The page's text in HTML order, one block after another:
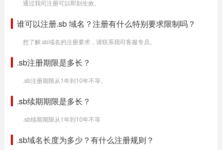
通过我司注册可以即刻生效。
谁可以注册.sb 域名？注册有什么特别要求限制吗？
想了解.sb域名的注册要求，请联系我司客服专员。
.sb注册期限是多长？
.sb注册期限从1年到10年不等。
.sb续期期限是多长？
.sb续期期限从1年到10年不等
.sb域名长度为多少？有什么注册规则？